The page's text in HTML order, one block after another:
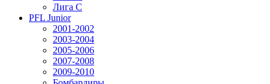
Лига С
PFL Junior
2001-2002
2003-2004
2005-2006
2007-2008
2009-2010